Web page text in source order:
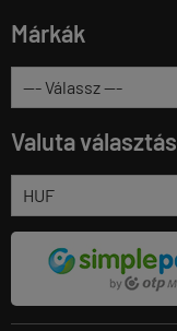
Márkák
Valuta választás